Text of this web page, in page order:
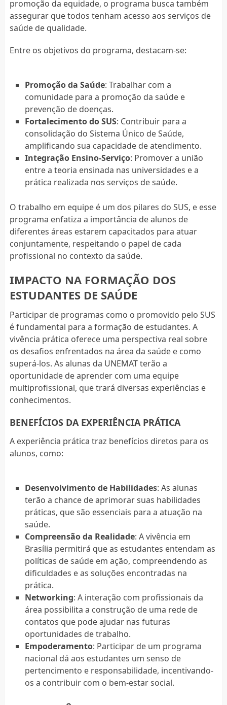
promoção da equidade, o programa busca também
assegurar que todos tenham acesso aos serviços de
saúde de qualidade.
Entre os objetivos do programa, destacam-se:
Promoção da Saúde: Trabalhar com a
comunidade para a promoção da saúde e
prevenção de doenças.
Fortalecimento do SUS: Contribuir para a
consolidação do Sistema Único de Saúde,
amplificando sua capacidade de atendimento.
Integração Ensino-Serviço: Promover a união
entre a teoria ensinada nas universidades e a
prática realizada nos serviços de saúde.
O trabalho em equipe é um dos pilares do SUS, e esse
programa enfatiza a importância de alunos de
diferentes áreas estarem capacitados para atuar
conjuntamente, respeitando o papel de cada
profissional no contexto da saúde.
IMPACTO NA FORMAÇÃO DOS
ESTUDANTES DE SAÚDE
Participar de programas como o promovido pelo SUS
é fundamental para a formação de estudantes. A
vivência prática oferece uma perspectiva real sobre
os desafios enfrentados na área da saúde e como
superá-los. As alunas da UNEMAT terão a
oportunidade de aprender com uma equipe
multiprofissional, que trará diversas experiências e
conhecimentos.
BENEFÍCIOS DA EXPERIÊNCIA PRÁTICA
A experiência prática traz benefícios diretos para os
alunos, como:
Desenvolvimento de Habilidades: As alunas
terão a chance de aprimorar suas habilidades
práticas, que são essenciais para a atuação na
saúde.
Compreensão da Realidade: A vivência em
Brasília permitirá que as estudantes entendam as
políticas de saúde em ação, compreendendo as
dificuldades e as soluções encontradas na
prática.
Networking: A interação com profissionais da
área possibilita a construção de uma rede de
contatos que pode ajudar nas futuras
oportunidades de trabalho.
Empoderamento: Participar de um programa
nacional dá aos estudantes um senso de
pertencimento e responsabilidade, incentivando-
os a contribuir com o bem-estar social.